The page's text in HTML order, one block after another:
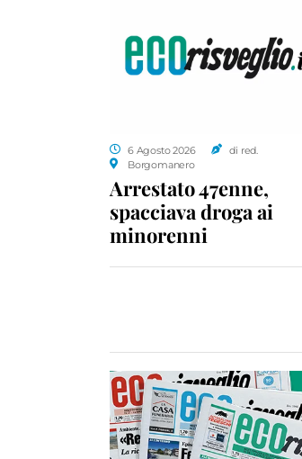
6 Agosto 2026
di red.
Borgomanero
Arrestato 47enne,
spacciava droga ai
minorenni